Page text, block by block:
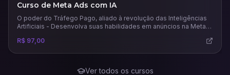
Curso de Meta Ads com IA
O poder do Tráfego Pago, aliado à revolução das Inteligências
Artificiais - Desenvolva suas habilidades em anúncios na Meta
este mercado.
R$ 97,00
Ver todos os cursos